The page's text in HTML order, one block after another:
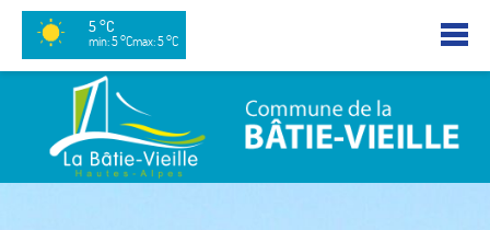
5 °C
min: 5 °Cmax: 5 °C